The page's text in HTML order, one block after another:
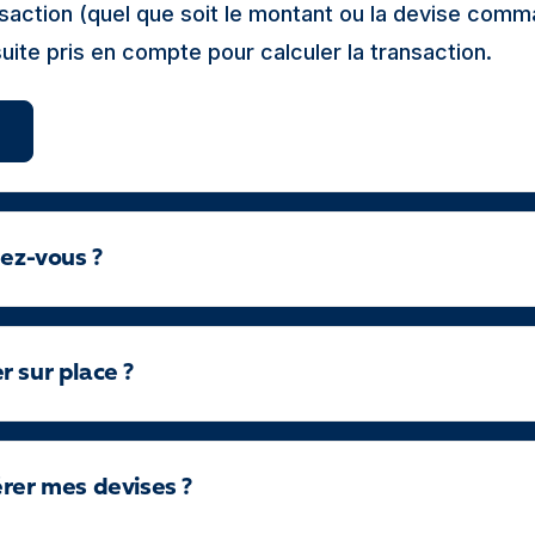
(quel que soit le montant ou la devise
pris en compte pour calculer la transaction.
vous ?
sur place ?
mes devises ?